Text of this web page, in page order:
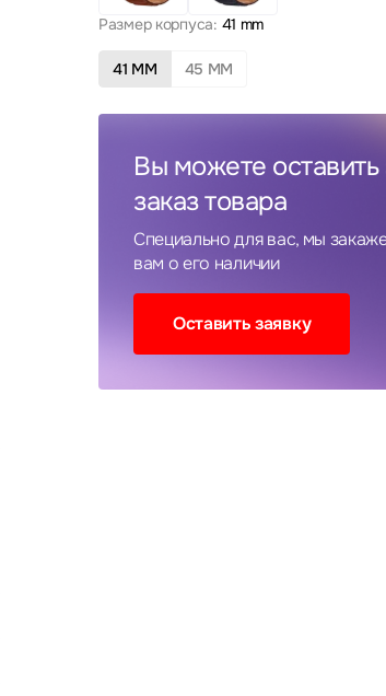
Размер корпуса: 41 mm
41 MM 45 MM
Вы можете оставить
заказ товара
Специально для вас, мы
вам о его наличии
Оставить заявку